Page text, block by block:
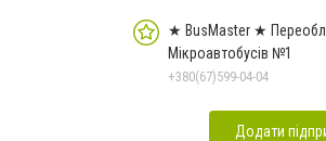
★ BusMaster ★
Мікроавтобусів №1
+380(67)599-04-04
Додати